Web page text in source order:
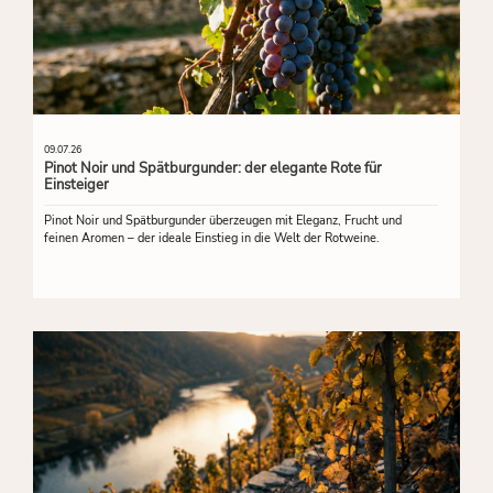
09.07.26
Pinot Noir und Spätburgunder: der elegante Rote für
Einsteiger
Pinot Noir und Spätburgunder überzeugen mit Eleganz, Frucht und
feinen Aromen – der ideale Einstieg in die Welt der Rotweine.